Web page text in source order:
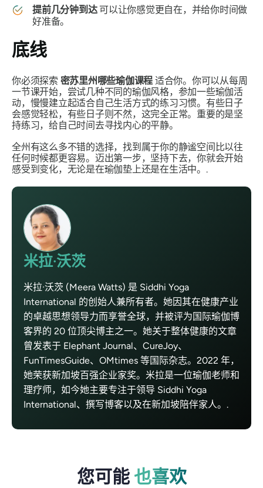
提前几分钟到达 可以让你感觉更自在，并给你时间做
好准备。
底线
你必须探索 密苏里州哪些瑜伽课程 适合你。你可以从每周
一节课开始，尝试几种不同的瑜伽风格，参加一些瑜伽活
动，慢慢建立起适合自己生活方式的练习习惯。有些日子
会感觉轻松，有些日子则不然，这完全正常。重要的是坚
持练习，给自己时间去寻找内心的平静。
全州有这么多不错的选择，找到属于你的静谧空间比以往
任何时候都更容易。迈出第一步，坚持下去，你就会开始
感受到变化，无论是在瑜伽垫上还是在生活中。.
米拉·沃茨
米拉·沃茨 (Meera Watts) 是 Siddhi Yoga
International 的创始人兼所有者。她因其在健康产业
的卓越思想领导力而享誉全球，并被评为国际瑜伽博
客界的 20 位顶尖博主之一。她关于整体健康的文章
曾发表于 Elephant Journal、CureJoy、
FunTimesGuide、OMtimes 等国际杂志。2022 年，
她荣获新加坡百强企业家奖。米拉是一位瑜伽老师和
理疗师，如今她主要专注于领导 Siddhi Yoga
International、撰写博客以及在新加坡陪伴家人。.
您可能 也喜欢